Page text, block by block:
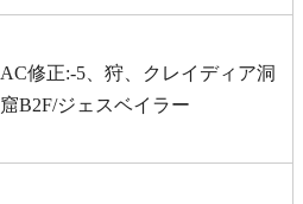
AC修正:-5、狩、クレイディア洞
窟B2F/ジェスベイラー